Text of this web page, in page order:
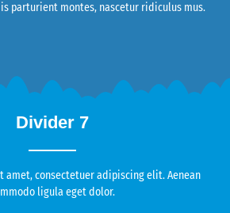
parturient montes, nascetur ridiculus mus.
Divider 7
amet, consectetuer adipiscing elit. Aenean
ligula eget dolor.